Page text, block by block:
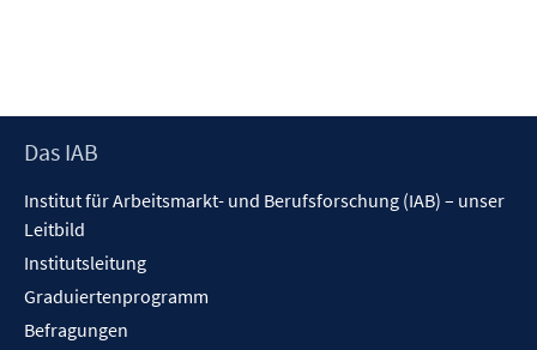
Footer
Das IAB
Institut für Arbeitsmarkt- und Berufsforschung (IAB) – unser
Leitbild
Institutsleitung
Graduiertenprogramm
Befragungen